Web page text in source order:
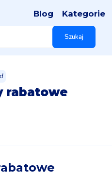
Szukaj
Blog Kategorie
rabatowe